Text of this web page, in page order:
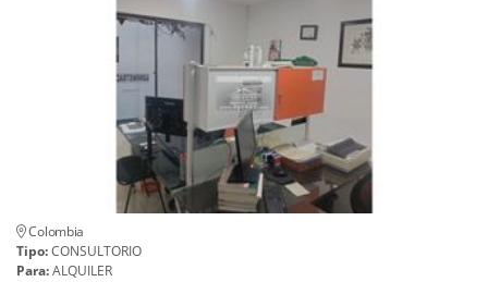
Colombia
Tipo:CONSULTORIO
Para:ALQUILER